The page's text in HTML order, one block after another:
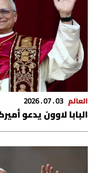
فيديو
من نحن
للتواصل معنا
شروط الاستخدام
العالم 03 . 07 . 2026
البابا لاوون يدعو